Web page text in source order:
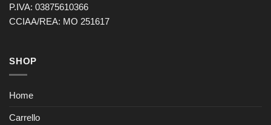
P.IVA: 03875610366
CCIAA/REA: MO 251617
SHOP
Home
Carrello